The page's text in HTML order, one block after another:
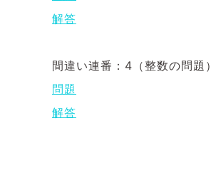
解答
間違い連番：4（整数の問題）
問題
解答